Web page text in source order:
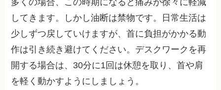
してきます。しかし油断は禁物です。日常生活は
少しずつ戻していけますが、首に負担がかかる動
作は引き続き避けてください。デスクワークを再
開する場合は、30分に1回は休憩を取り、首や肩
を軽く動かすようにしましょう。